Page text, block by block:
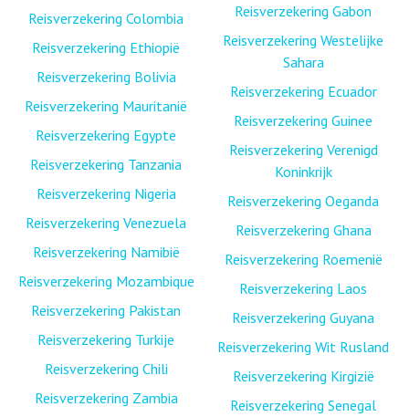
Reisverzekering Colombia
Reisverzekering Ethiopië
Reisverzekering Bolivia
Reisverzekering Mauritanië
Reisverzekering Egypte
Reisverzekering Tanzania
Reisverzekering Nigeria
Reisverzekering Venezuela
Reisverzekering Namibië
Reisverzekering Mozambique
Reisverzekering Pakistan
Reisverzekering Turkije
Reisverzekering Chili
Reisverzekering Zambia
Reisverzekering Gabon
Reisverzekering Westelijke
Sahara
Reisverzekering Ecuador
Reisverzekering Guinee
Reisverzekering Verenigd
Koninkrijk
Reisverzekering Oeganda
Reisverzekering Ghana
Reisverzekering Roemenië
Reisverzekering Laos
Reisverzekering Guyana
Reisverzekering Wit Rusland
Reisverzekering Kirgizië
Reisverzekering Senegal